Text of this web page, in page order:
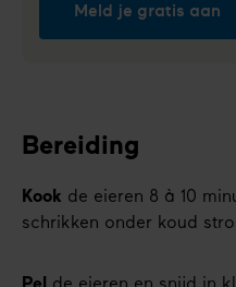
Meld je gratis aan
Bereiding
Kook de eieren 8 à 10
schrikken onder koud